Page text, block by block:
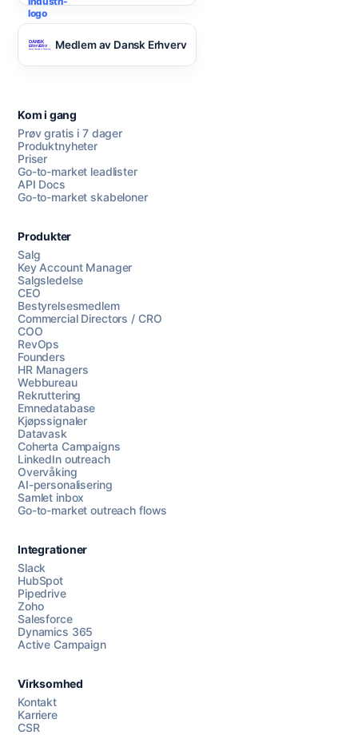
Chat med oss
Medlem av Dansk Erhverv
Kom i gang
Prøv gratis i 7 dager
Produktnyheter
Priser
Go-to-market leadlister
API Docs
Go-to-market skabeloner
Produkter
Salg
Key Account Manager
Salgsledelse
CEO
Bestyrelsesmedlem
Commercial Directors / CRO
COO
RevOps
Founders
HR Managers
Webbureau
Rekruttering
Emnedatabase
Kjøpssignaler
Datavask
Coherta Campaigns
LinkedIn outreach
Overvåking
AI-personalisering
Samlet inbox
Go-to-market outreach flows
Integrationer
Slack
HubSpot
Pipedrive
Zoho
Salesforce
Dynamics 365
Active Campaign
Virksomhed
Kontakt
Karriere
CSR